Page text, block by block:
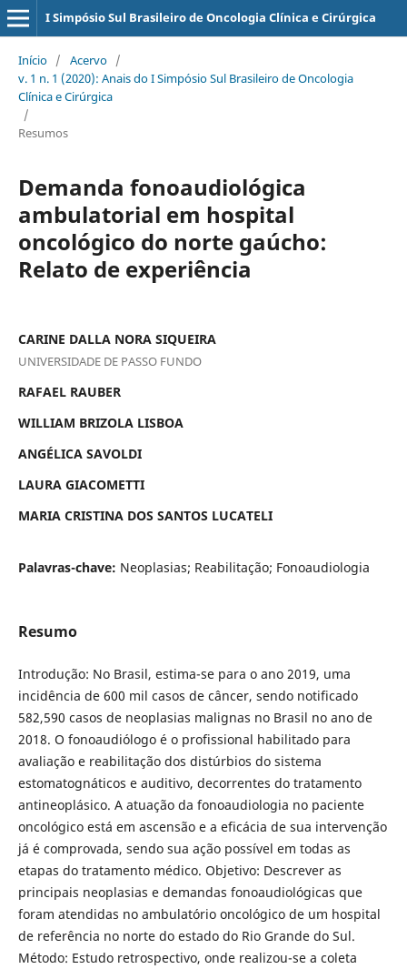
I Simpósio Sul Brasileiro de Oncologia Clínica e Cirúrgica
Início / Acervo /
v. 1 n. 1 (2020): Anais do I Simpósio Sul Brasileiro de Oncologia
Clínica e Cirúrgica
/
Resumos
Demanda fonoaudiológica
ambulatorial em hospital
oncológico do norte gaúcho:
Relato de experiência
CARINE DALLA NORA SIQUEIRA
UNIVERSIDADE DE PASSO FUNDO
RAFAEL RAUBER
WILLIAM BRIZOLA LISBOA
ANGÉLICA SAVOLDI
LAURA GIACOMETTI
MARIA CRISTINA DOS SANTOS LUCATELI
Palavras-chave: Neoplasias; Reabilitação; Fonoaudiologia
Resumo
Introdução: No Brasil, estima-se para o ano 2019, uma
incidência de 600 mil casos de câncer, sendo notificado
582,590 casos de neoplasias malignas no Brasil no ano de
2018. O fonoaudiólogo é o profissional habilitado para
avaliação e reabilitação dos distúrbios do sistema
estomatognáticos e auditivo, decorrentes do tratamento
antineoplásico. A atuação da fonoaudiologia no paciente
oncológico está em ascensão e a eficácia de sua intervenção
já é comprovada, sendo sua ação possível em todas as
etapas do tratamento médico. Objetivo: Descrever as
principais neoplasias e demandas fonoaudiológicas que
foram atendidas no ambulatório oncológico de um hospital
de referência no norte do estado do Rio Grande do Sul.
Método: Estudo retrospectivo, onde realizou-se a coleta